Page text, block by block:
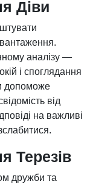
Діви
аналізу —
і споглядання
допоможе
від
на важливі
Терезів
дружби та